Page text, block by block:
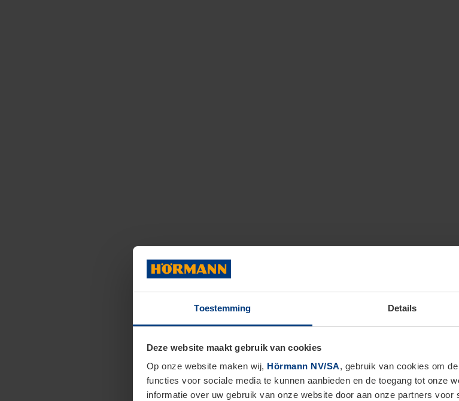
Toestemming Details
Deze website maakt gebruik van cookies
Op onze website maken wij, Hörmann NV/SA, gebruik van cookies om
functies voor sociale media te kunnen aanbieden en de toegang tot onze
informatie over uw gebruik van onze website door aan onze partners